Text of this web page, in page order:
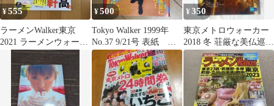
¥555
ラーメンWalker東京
2021 ラーメンウォーカ
ームック
¥500
Tokyo Walker 1999年
No.37 9/21号 表紙 松
たか子
¥350
東京メトロウォーカー
2018 冬 荘厳な美仏巡礼
匿名配送